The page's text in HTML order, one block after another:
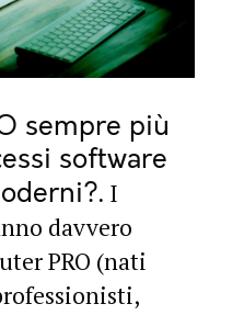
sempre più
software
I
davvero
PRO (nati